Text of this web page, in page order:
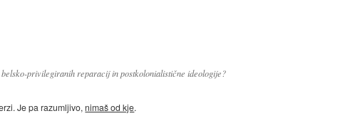
privilegiranih reparacij in postkolonialistične ideologije?
Je pa razumljivo,nimaš od kje.